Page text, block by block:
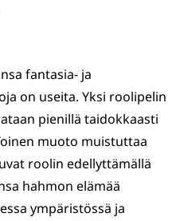
fantasia- ja
on useita. Yksi roolipelin
pienillä taidokkaasti
muoto muistuttaa
roolin edellyttämällä
hahmon elämää
ympäristössä ja